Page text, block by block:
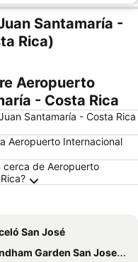
Santamaría -
Rica)
Aeropuerto
- Costa Rica
Santamaría - Costa Rica
Aeropuerto Internacional
cerca de Aeropuerto
San José
Garden San Jose Escazu